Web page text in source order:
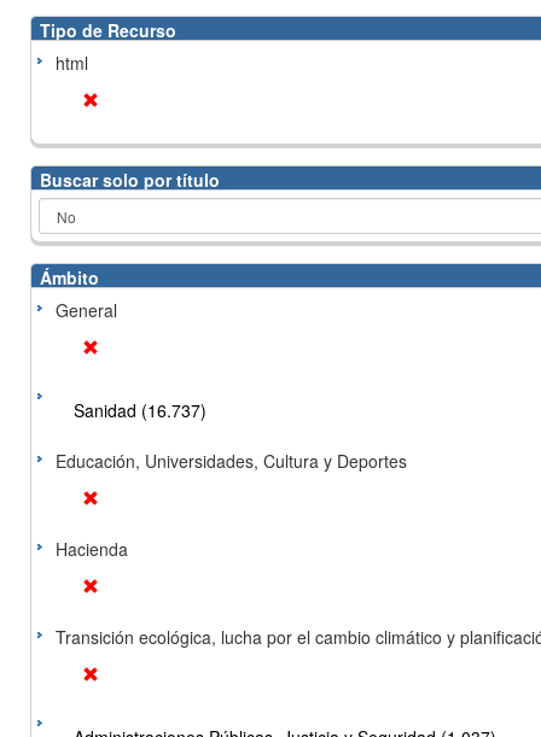
Tipo de Recurso
html
Buscar solo por título
Ámbito
General
Sanidad (16.737)
Educación, Universidades, Cultura y Deportes
Hacienda
Transición ecológica, lucha por el cambio climático y